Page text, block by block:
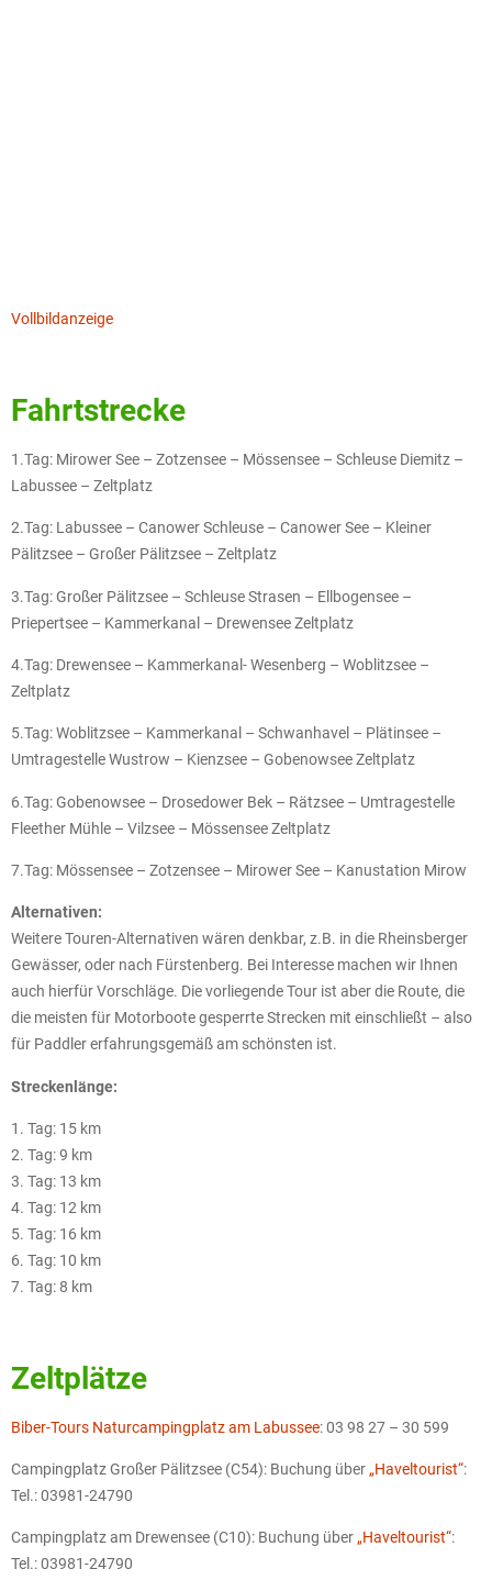
Vollbildanzeige
Fahrtstrecke
1.Tag: Mirower See – Zotzensee – Mössensee – Schleuse Diemitz –
Labussee – Zeltplatz
2.Tag: Labussee – Canower Schleuse – Canower See – Kleiner
Pälitzsee – Großer Pälitzsee – Zeltplatz
3.Tag: Großer Pälitzsee – Schleuse Strasen – Ellbogensee –
Priepertsee – Kammerkanal – Drewensee Zeltplatz
4.Tag: Drewensee – Kammerkanal- Wesenberg – Woblitzsee –
Zeltplatz
5.Tag: Woblitzsee – Kammerkanal – Schwanhavel – Plätinsee –
Umtragestelle Wustrow – Kienzsee – Gobenowsee Zeltplatz
6.Tag: Gobenowsee – Drosedower Bek – Rätzsee – Umtragestelle
Fleether Mühle – Vilzsee – Mössensee Zeltplatz
7.Tag: Mössensee – Zotzensee – Mirower See – Kanustation Mirow
Alternativen:
Weitere Touren-Alternativen wären denkbar, z.B. in die Rheinsberger
Gewässer, oder nach Fürstenberg. Bei Interesse machen wir Ihnen
auch hierfür Vorschläge. Die vorliegende Tour ist aber die Route, die
die meisten für Motorboote gesperrte Strecken mit einschließt – also
für Paddler erfahrungsgemäß am schönsten ist.
Streckenlänge:
1. Tag: 15 km
2. Tag: 9 km
3. Tag: 13 km
4. Tag: 12 km
5. Tag: 16 km
6. Tag: 10 km
7. Tag: 8 km
Zeltplätze
Biber-Tours Naturcampingplatz am Labussee: 03 98 27 – 30 599
Campingplatz Großer Pälitzsee (C54): Buchung über „Haveltourist“:
Tel.: 03981-24790
Campingplatz am Drewensee (C10): Buchung über„Haveltourist“:
Tel.: 03981-24790